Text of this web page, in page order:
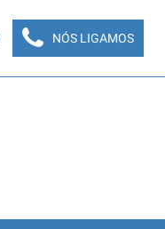
NÓS LIGAMOS